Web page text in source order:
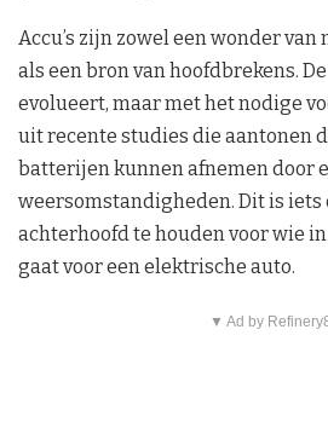
Accu’s zijn zowel een wonder
als een bron van hoofdbrekens.
evolueert, maar met het nodige
uit recente studies die aantonen
batterijen kunnen afnemen door
weersomstandigheden. Dit is iets
achterhoofd te houden voor wie
gaat voor een elektrische auto.
▼ Ad by